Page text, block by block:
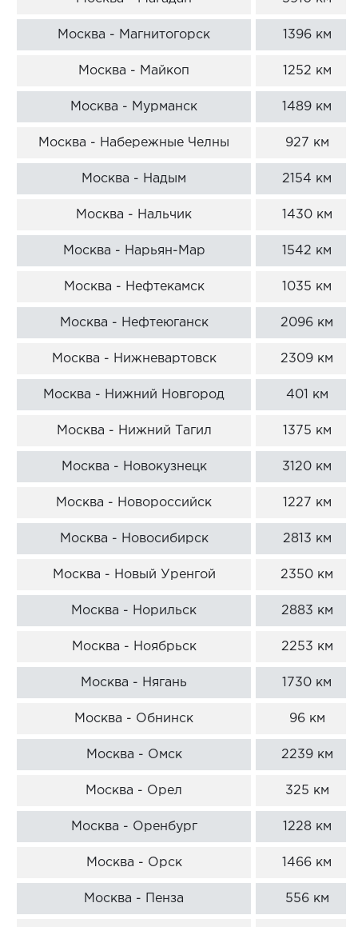
Москва - Магнитогорск 1396 км
Москва - Майкоп 1252 км
Москва - Мурманск 1489 км
Москва - Набережные Челны 927 км
Москва - Надым 2154 км
Москва - Нальчик 1430 км
Москва - Нарьян-Мар 1542 км
Москва - Нефтекамск 1035 км
Москва - Нефтеюганск 2096 км
Москва - Нижневартовск 2309 км
Москва - Нижний Новгород 401 км
Москва - Нижний Тагил 1375 км
Москва - Новокузнецк 3120 км
Москва - Новороссийск 1227 км
Москва - Новосибирск 2813 км
Москва - Новый Уренгой 2350 км
Москва - Норильск 2883 км
Москва - Ноябрьск 2253 км
Москва - Нягань 1730 км
Москва - Обнинск 96 км
Москва - Омск 2239 км
Москва - Орел 325 км
Москва - Оренбург 1228 км
Москва - Орск 1466 км
Москва - Пенза 556 км